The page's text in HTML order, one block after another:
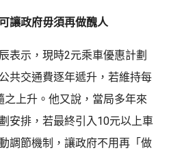
讓政府毋須再做醜人
表示，現時2元乘車優惠計劃
共交通費逐年遞升，若維持每
上升。他又說，當局多年來
安排，若最終引入10元以上車
調節機制，讓政府不用再「做